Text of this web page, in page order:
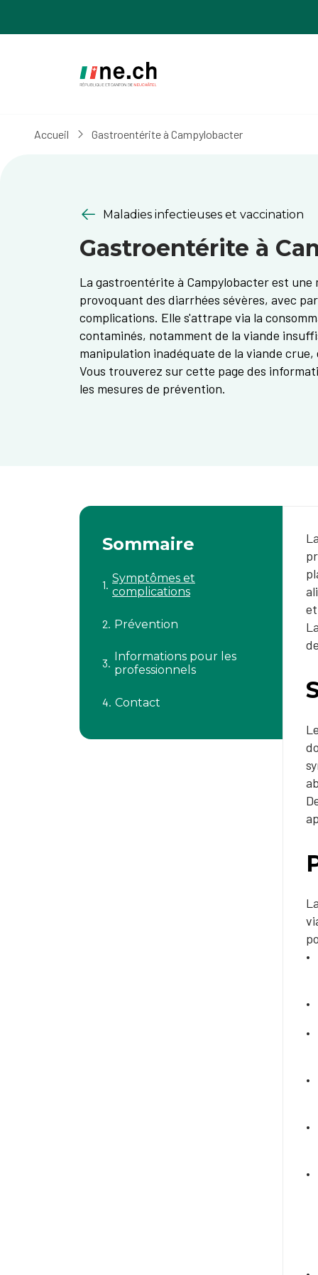
Accueil Gastroentérite à Campylobacter
Maladies infectieuses et vaccination
Gastroentérite à
La gastroentérite à Campylobacter est une
provoquant des diarrhées sévères, avec
complications. Elle s'attrape via la
contaminés, notamment de la viande
manipulation inadéquate de la viande
Vous trouverez sur cette page des
les mesures de prévention.
Sommaire
Symptômes et
complications
Prévention
Informations pour les
professionnels
Contact